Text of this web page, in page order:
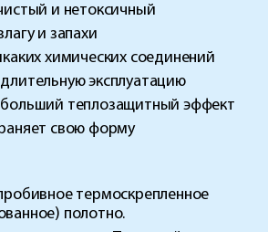
и нетоксичный
и запахи
химических соединений
эксплуатацию
теплозащитный эффект
свою форму
термоскрепленное
полотно.